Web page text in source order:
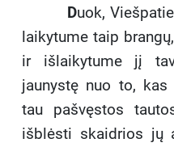
Duok,
laikytume taip
ir išlaikytume jį
jaunystę nuo to,
tau pašvęstos
išblėsti skaidrios jų